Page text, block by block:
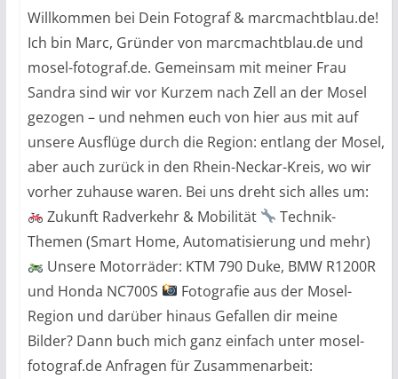
Willkommen bei Dein Fotograf & marcmachtblau.de!
Ich bin Marc, Gründer von marcmachtblau.de und
mosel-fotograf.de. Gemeinsam mit meiner Frau
Sandra sind wir vor Kurzem nach Zell an der Mosel
gezogen – und nehmen euch von hier aus mit auf
unsere Ausflüge durch die Region: entlang der Mosel,
aber auch zurück in den Rhein-Neckar-Kreis, wo wir
vorher zuhause waren. Bei uns dreht sich alles um:
Zukunft Radverkehr & Mobilität
Technik-
Themen (Smart Home, Automatisierung und mehr)
Unsere Motorräder: KTM 790 Duke, BMW R1200R
und Honda NC700S
Fotografie aus der Mosel-
Region und darüber hinaus Gefallen dir meine
Bilder? Dann buch mich ganz einfach unter mosel-
fotograf.de Anfragen für Zusammenarbeit: